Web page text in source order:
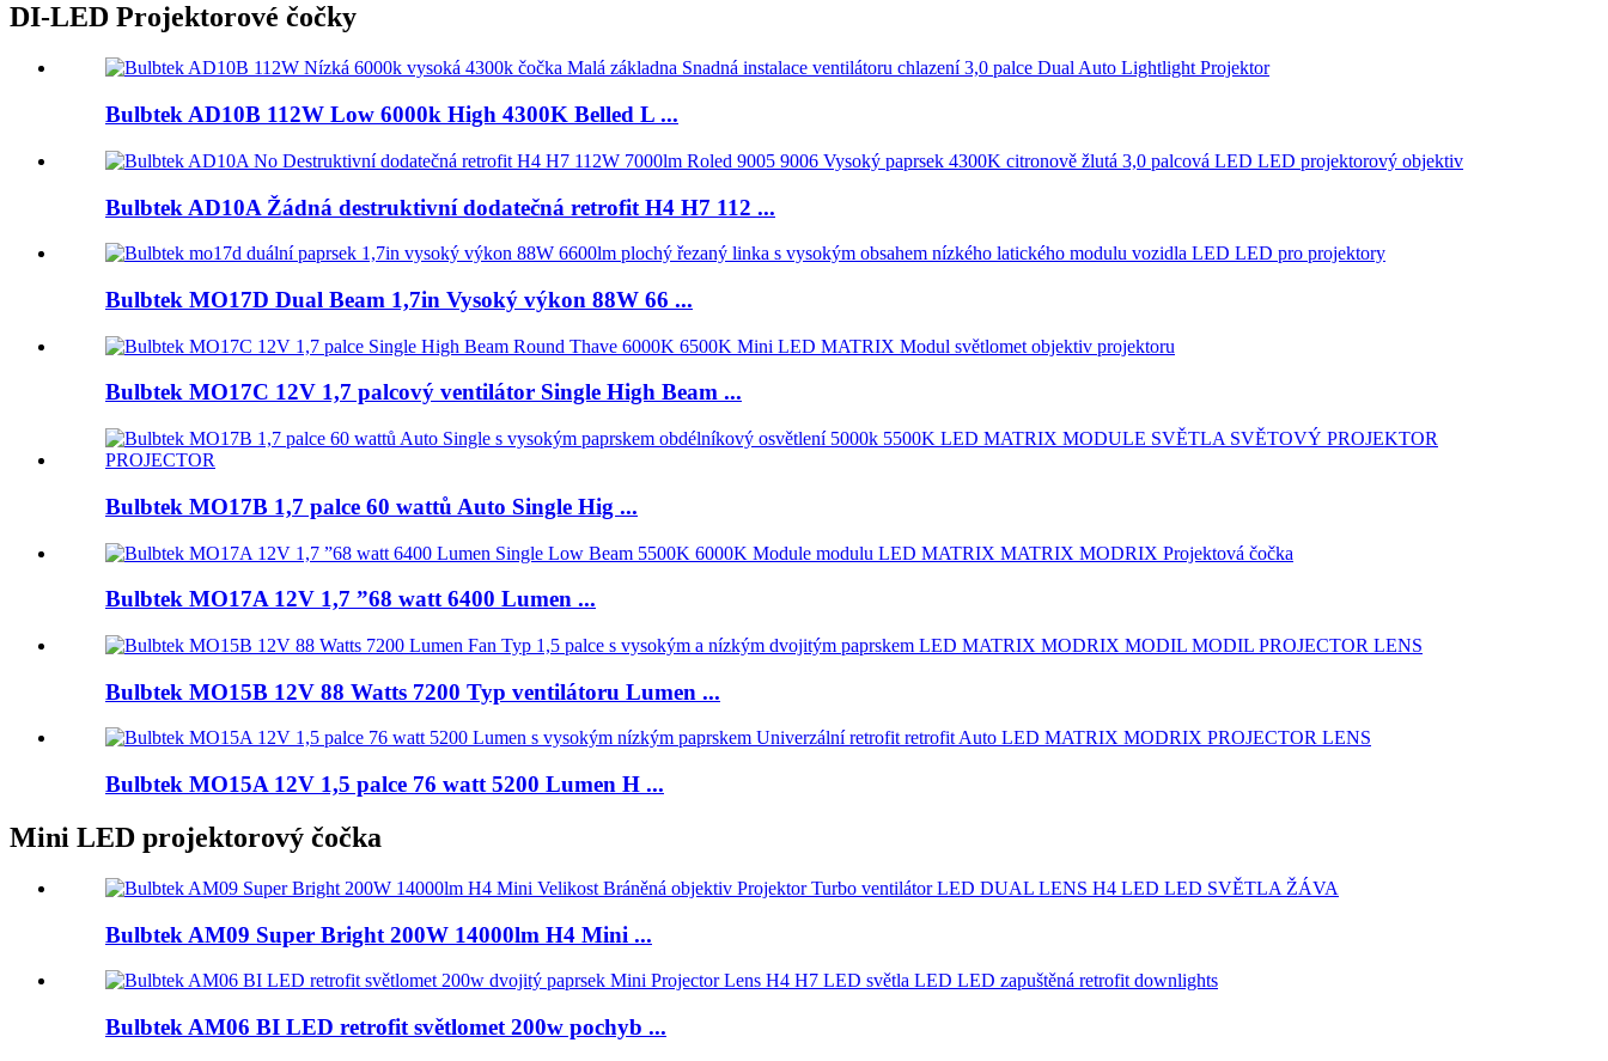
DI-LED Projektorové čočky
Bulbtek AD10B 112W Low 6000k High 4300K ​​Belled L ...
Bulbtek AD10A Žádná destruktivní dodatečná retrofit H4 H7 112 ...
Bulbtek MO17D Dual Beam 1,7in Vysoký výkon 88W 66 ...
Bulbtek MO17C 12V 1,7 palcový ventilátor Single High Beam ...
Bulbtek MO17B 1,7 palce 60 wattů Auto Single Hig ...
Bulbtek MO17A 12V 1,7 ”68 watt 6400 Lumen ...
Bulbtek MO15B 12V 88 Watts 7200 Typ ventilátoru Lumen ...
Bulbtek MO15A 12V 1,5 palce 76 watt 5200 Lumen H ...
Mini LED projektorový čočka
Bulbtek AM09 Super Bright 200W 14000lm H4 Mini ...
Bulbtek AM06 BI LED retrofit světlomet 200w pochyb ...